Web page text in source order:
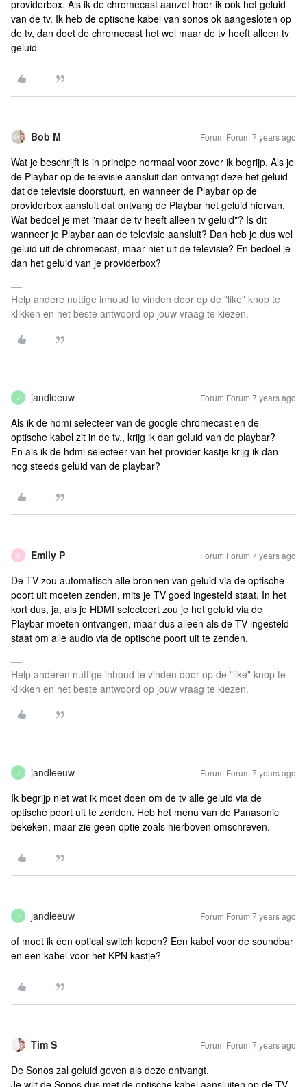
providerbox. Als ik de chromecast aanzet hoor ik ook het geluid
van de tv. Ik heb de optische kabel van sonos ok aangesloten op
de tv, dan doet de chromecast het wel maar de tv heeft alleen tv
geluid
Bob M Forum|Forum|7 years ago
Wat je beschrijft is in principe normaal voor zover ik begrijp. Als je
de Playbar op de televisie aansluit dan ontvangt deze het geluid
dat de televisie doorstuurt, en wanneer de Playbar op de
providerbox aansluit dat ontvang de Playbar het geluid hiervan.
Wat bedoel je met "maar de tv heeft alleen tv geluid"? Is dit
wanneer je Playbar aan de televisie aansluit? Dan heb je dus wel
geluid uit de chromecast, maar niet uit de televisie? En bedoel je
dan het geluid van je providerbox?
Help andere nuttige inhoud te vinden door op de "like" knop te
klikken en het beste antwoord op jouw vraag te kiezen.
J jandleeuw Forum|Forum|7 years ago
Als ik de hdmi selecteer van de google chromecast en de
optische kabel zit in de tv,, krijg ik dan geluid van de playbar?
En als ik de hdmi selecteer van het provider kastje krijg ik dan
nog steeds geluid van de playbar?
E Emily P Forum|Forum|7 years ago
De TV zou automatisch alle bronnen van geluid via de optische
poort uit moeten zenden, mits je TV goed ingesteld staat. In het
kort dus, ja, als je HDMI selecteert zou je het geluid via de
Playbar moeten ontvangen, maar dus alleen als de TV ingesteld
staat om alle audio via de optische poort uit te zenden.
Help anderen nuttige inhoud te vinden door op de "like" knop te
klikken en het beste antwoord op jouw vraag te kiezen.
J jandleeuw Forum|Forum|7 years ago
Ik begrijp niet wat ik moet doen om de tv alle geluid via de
optische poort uit te zenden. Heb het menu van de Panasonic
bekeken, maar zie geen optie zoals hierboven omschreven.
J jandleeuw Forum|Forum|7 years ago
of moet ik een optical switch kopen? Een kabel voor de soundbar
en een kabel voor het KPN kastje?
Tim S Forum|Forum|7 years ago
De Sonos zal geluid geven als deze ontvangt.
Je wilt de Sonos dus met de optische kabel aansluiten op de TV.